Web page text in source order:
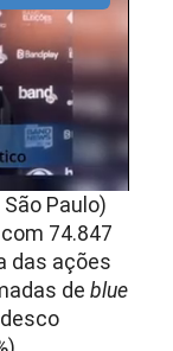
Paulo)
74.847
das ações
de blue